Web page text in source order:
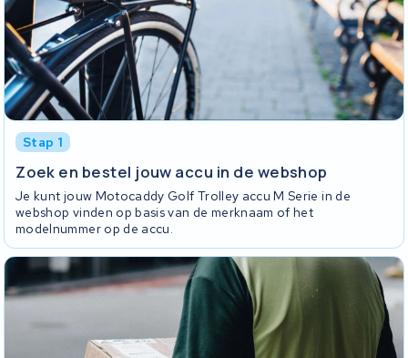
Stap 1
Zoek en bestel jouw accu in de webshop
Je kunt jouw Motocaddy Golf Trolley accu M Serie in de
webshop vinden op basis van de merknaam of het
modelnummer op de accu.